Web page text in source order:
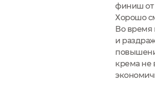
финиш от
Хорошо
Во время
и
крема не